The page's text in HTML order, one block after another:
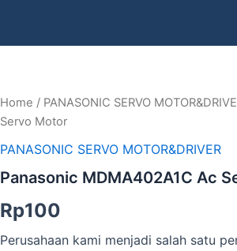
Home / PANASONIC SERVO
Servo Motor
PANASONIC SERVO MOTOR&DRIVER
Panasonic MDMA402A1C Ac
Rp100
Perusahaan kami menjadi salah satu
Panasonic
MDMA402A1C
Servo
quantity